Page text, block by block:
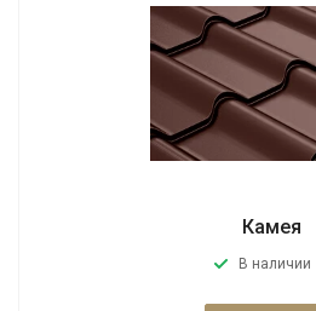
Камея
В наличии